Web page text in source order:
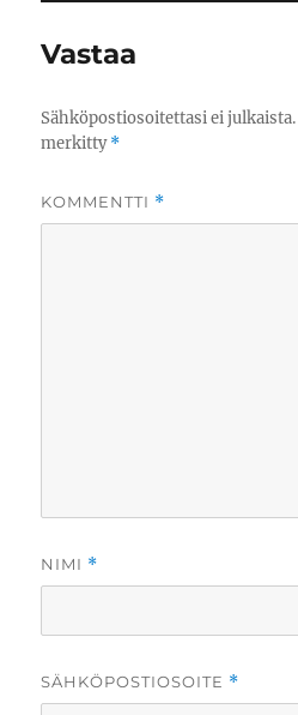
Vastaa
Sähköpostiosoitettasi ei julkaista.
merkitty*
KOMMENTTI *
NIMI *
SÄHKÖPOSTIOSOITE *